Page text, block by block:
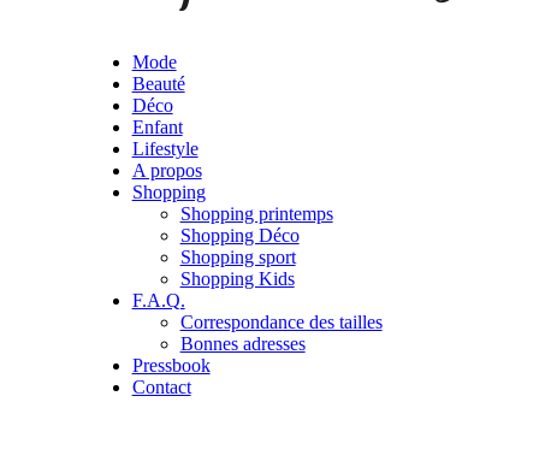
Mode
Beauté
Déco
Enfant
Lifestyle
A propos
Shopping
Shopping printemps
Shopping Déco
Shopping sport
Shopping Kids
F.A.Q.
Correspondance des tailles
Bonnes adresses
Pressbook
Contact